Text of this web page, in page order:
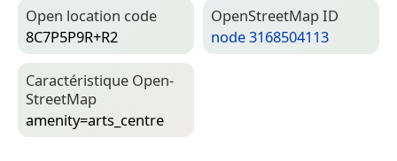
Open location code
8C7P5P9R+R2
Open­Street­Map ID
node 3168504113
Caractéristique Open­
Street­Map
amenity=­arts_centre